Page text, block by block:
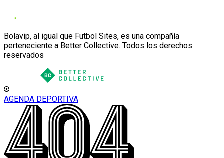
Bolavip, al igual que Futbol Sites, es una compañía
perteneciente a Better Collective. Todos los derechos
reservados
AGENDA DEPORTIVA